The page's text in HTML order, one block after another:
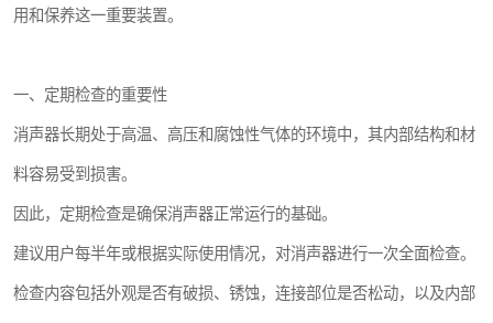
用和保养这一重要装置。
一、定期检查的重要性
消声器长期处于高温、高压和腐蚀性气体的环境中，其内部结构和材
料容易受到损害。
因此，定期检查是确保消声器正常运行的基础。
建议用户每半年或根据实际使用情况，对消声器进行一次全面检查。
检查内容包括外观是否有破损、锈蚀，连接部位是否松动，以及内部